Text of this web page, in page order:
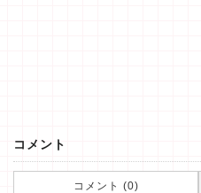
コメント
コメント (0)